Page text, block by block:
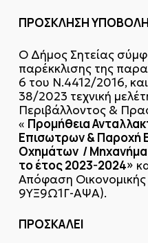
ΠΡΟΣΚΛΗΣΗ
Ο Δήμος Σητείας
παρέκκλισης της
6 του Ν.4412/2016,
38/2023 τεχνική
Περιβάλλοντος &
« Προμήθεια
Επισωτρων & Παροχή
Οχημάτων /
το έτος 2023-2024»
Απόφαση
9ΥΞ9Ω1Γ-ΑΨΑ).
ΠΡΟΣΚΑΛΕΙ